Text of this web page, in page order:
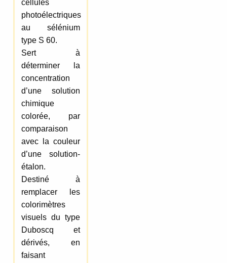
cellules
photoélectriques
au sélénium
type S 60.
Sert à
déterminer la
concentration
d’une solution
chimique
colorée, par
comparaison
avec la couleur
d’une solution-
étalon.
Destiné à
remplacer les
colorimètres
visuels du type
Duboscq et
dérivés, en
faisant